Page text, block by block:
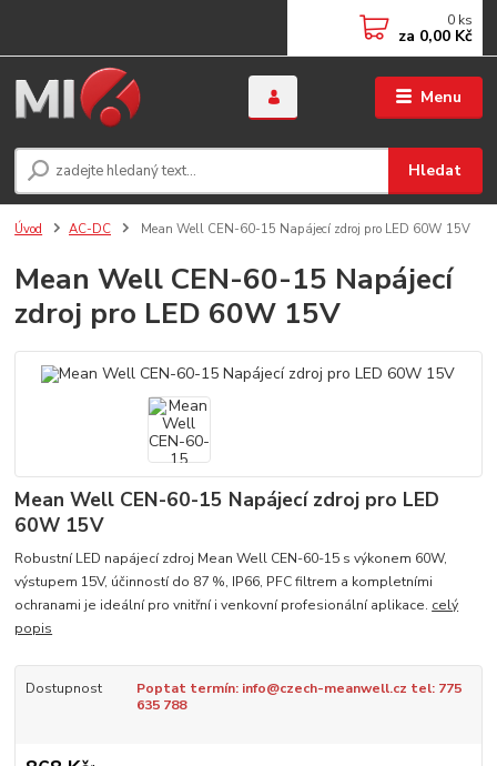
Menu
Hledat
0 ks
za 0,00 Kč
Úvod AC-DC Mean Well CEN-60-15 Napájecí zdroj pro LED 60W 15V
Mean Well CEN-60-15 Napájecí
zdroj pro LED 60W 15V
Mean Well CEN-60-15 Napájecí zdroj pro LED
60W 15V
Robustní LED napájecí zdroj Mean Well CEN-60-15 s výkonem 60W,
výstupem 15V, účinností do 87 %, IP66, PFC filtrem a kompletními
ochranami je ideální pro vnitřní i venkovní profesionální aplikace. celý
popis
Dostupnost
Poptat termín: info@czech-meanwell.cz tel: 775
635 788